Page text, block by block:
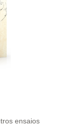
ensaios